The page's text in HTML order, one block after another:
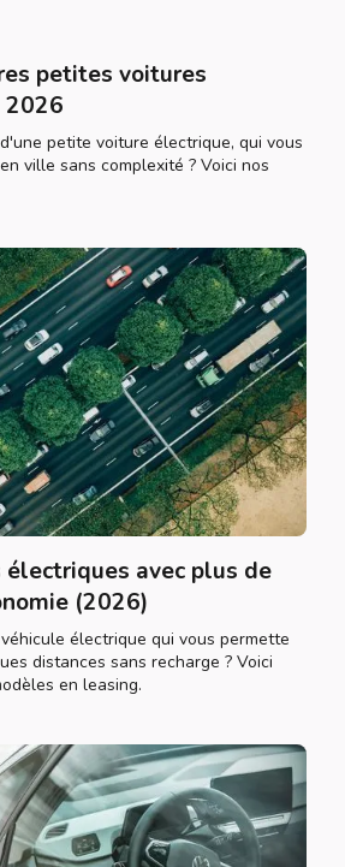
petites voitures
2026
petite voiture électrique, qui vous
ville sans complexité ? Voici nos
électriques avec plus de
(2026)
électrique qui vous permette
distances sans recharge ? Voici
en leasing.